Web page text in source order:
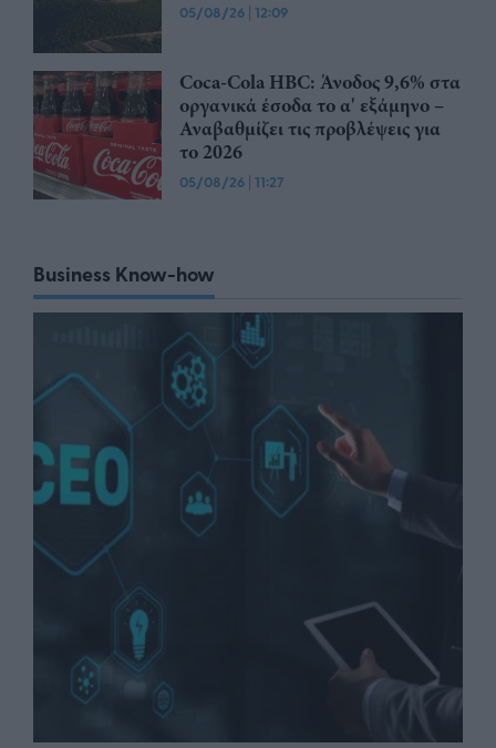
05/08/26 | 12:09
Coca-Cola HBC: Άνοδος 9,6% στα
οργανικά έσοδα το α' εξάμηνο –
Αναβαθμίζει τις προβλέψεις για
το 2026
05/08/26 | 11:27
Business Know-how